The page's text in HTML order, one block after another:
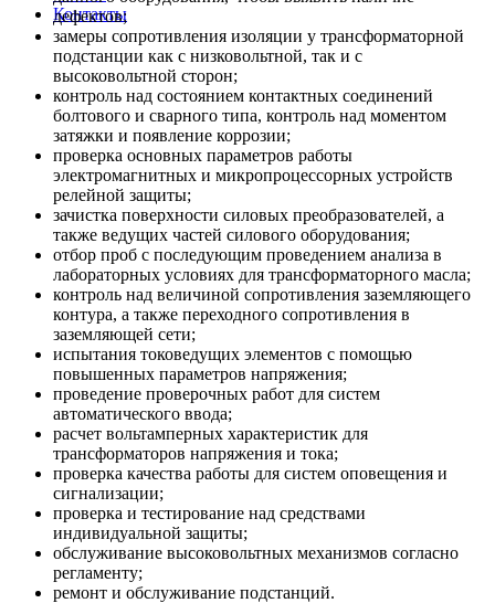
Контакты
дефектов;
замеры сопротивления изоляции у трансформаторной
подстанции как с низковольтной, так и с
высоковольтной сторон;
контроль над состоянием контактных соединений
болтового и сварного типа, контроль над моментом
затяжки и появление коррозии;
проверка основных параметров работы
электромагнитных и микропроцессорных устройств
релейной защиты;
зачистка поверхности силовых преобразователей, а
также ведущих частей силового оборудования;
отбор проб с последующим проведением анализа в
лабораторных условиях для трансформаторного масла;
контроль над величиной сопротивления заземляющего
контура, а также переходного сопротивления в
заземляющей сети;
испытания токоведущих элементов с помощью
повышенных параметров напряжения;
проведение проверочных работ для систем
автоматического ввода;
расчет вольтамперных характеристик для
трансформаторов напряжения и тока;
проверка качества работы для систем оповещения и
сигнализации;
проверка и тестирование над средствами
индивидуальной защиты;
обслуживание высоковольтных механизмов согласно
регламенту;
ремонт и обслуживание подстанций.